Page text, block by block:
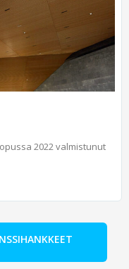
2022 valmistunut